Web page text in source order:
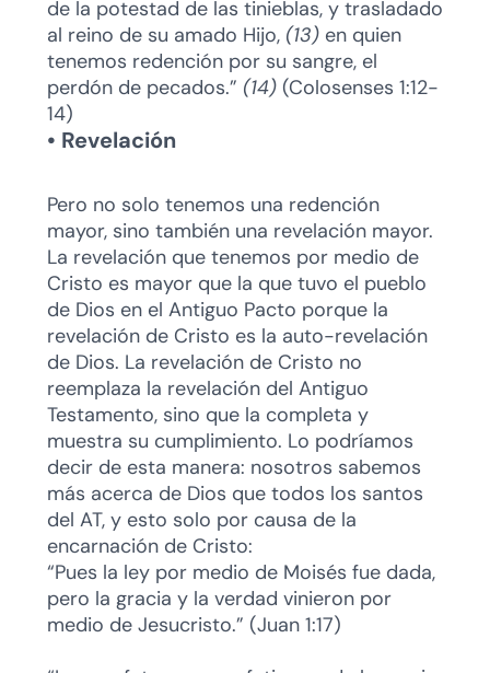
de la potestad de las tinieblas, y trasladado
al reino de su amado Hijo, (13)en quien
tenemos redención por su sangre, el
perdón de pecados.” (14)(Colosenses 1:12-
14)
• Revelación
Pero no solo tenemos una redención
mayor, sino también una revelación mayor.
La revelación que tenemos por medio de
Cristo es mayor que la que tuvo el pueblo
de Dios en el Antiguo Pacto porque la
revelación de Cristo es la auto-revelación
de Dios. La revelación de Cristo no
reemplaza la revelación del Antiguo
Testamento, sino que la completa y
muestra su cumplimiento. Lo podríamos
decir de esta manera: nosotros sabemos
más acerca de Dios que todos los santos
del AT, y esto solo por causa de la
encarnación de Cristo:
“Pues la ley por medio de Moisés fue dada,
pero la gracia y la verdad vinieron por
medio de Jesucristo.” (Juan 1:17)